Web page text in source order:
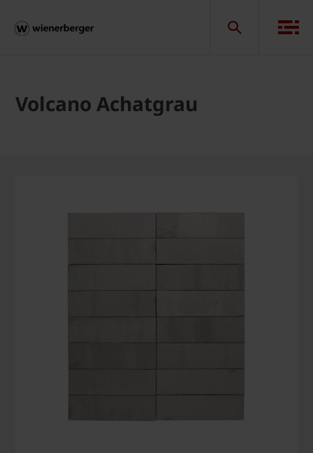
Volcano Achatgrau